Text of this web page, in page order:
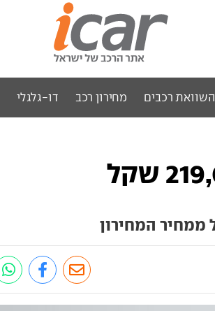
השוואת רכבים מחירון רכב דו-גלגלי